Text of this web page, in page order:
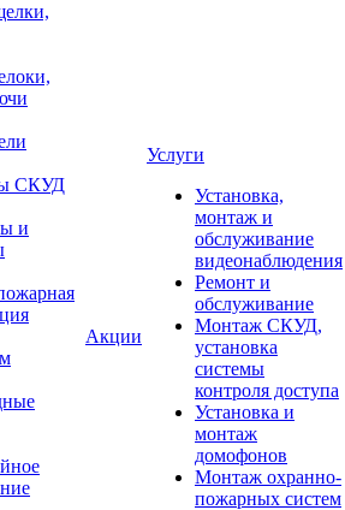
СКУД
и
Акции
Услуги
Установка,
монтаж и
обслуживание
видеонаблюдения
Ремонт и
обслуживание
Монтаж СКУД,
установка
системы
контроля доступа
Установка и
монтаж
домофонов
Монтаж охранно-
пожарных систем